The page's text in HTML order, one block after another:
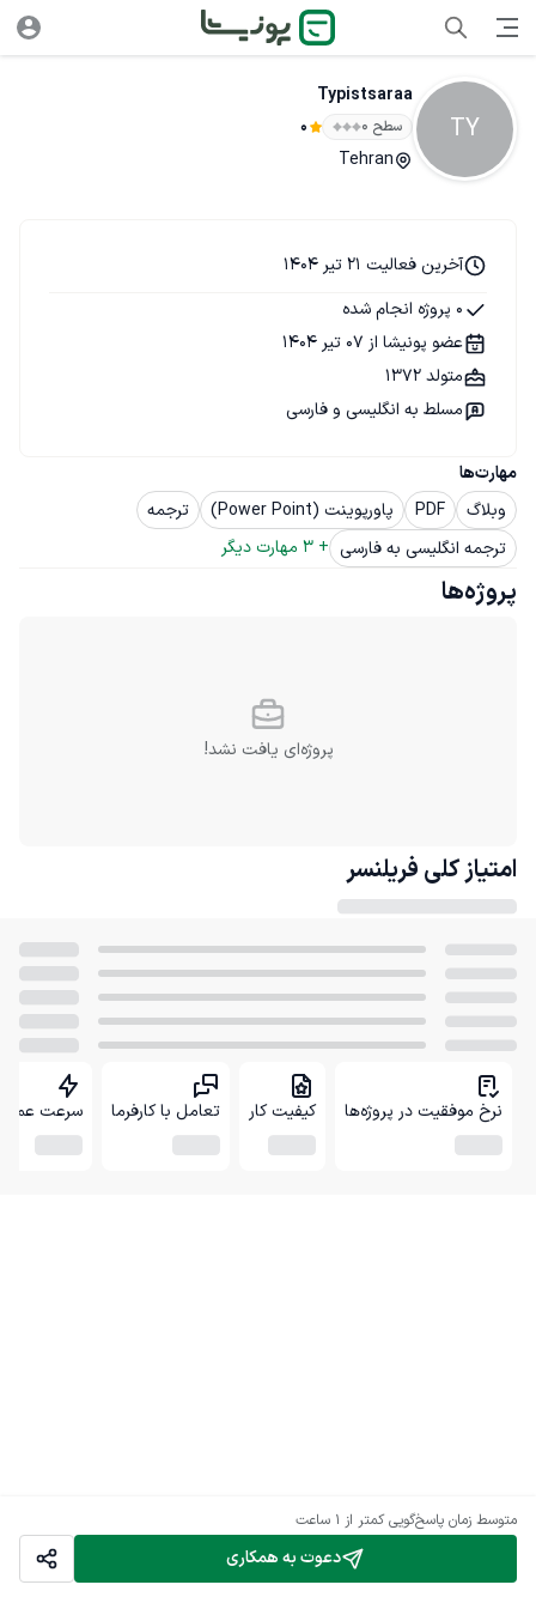
TY
Typistsaraa
سطح ۰ 0
Tehran
دعوت به همکاری
متوسط زمان پاسخ‌گویی کمتر از 1 ساعت
مهارت‌ها
وبلاگ
PDF پاورپوینت (Power Point)
ترجمه
ترجمه انگلیسی به فارسی +
3 مهارت دیگر
آخرین فعالیت 21 تیر 1404
0 پروژه انجام شده
عضو پونیشا از 07 تیر 1404
متولد 1372
مسلط به انگلیسی و فارسی
پروژه‌ها
پروژه‌ای یافت نشد!
امتیاز کلی فریلنسر
نرخ موفقیت در پروژه‌ها کیفیت کار تعامل با کارفرما سرعت عمل